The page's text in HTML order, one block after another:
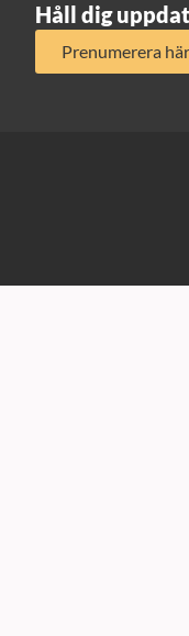
Håll dig
Prenumerera här